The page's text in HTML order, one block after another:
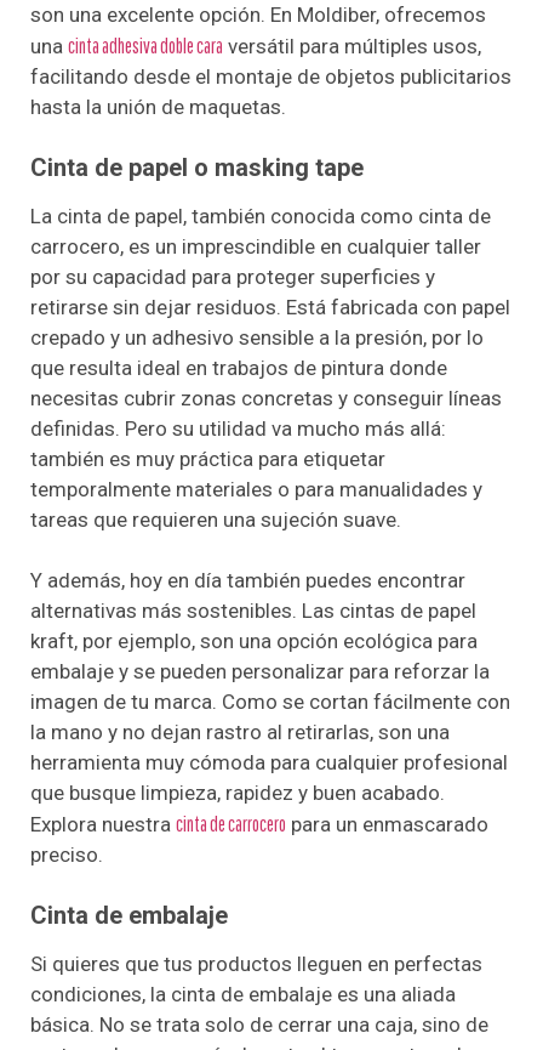
son una excelente opción. En Moldiber, ofrecemos
una cinta adhesiva doble cara versátil para múltiples usos,
facilitando desde el montaje de objetos publicitarios
hasta la unión de maquetas.
Cinta de papel o masking tape
La cinta de papel, también conocida como cinta de
carrocero, es un imprescindible en cualquier taller
por su capacidad para proteger superficies y
retirarse sin dejar residuos. Está fabricada con papel
crepado y un adhesivo sensible a la presión, por lo
que resulta ideal en trabajos de pintura donde
necesitas cubrir zonas concretas y conseguir líneas
definidas. Pero su utilidad va mucho más allá:
también es muy práctica para etiquetar
temporalmente materiales o para manualidades y
tareas que requieren una sujeción suave.
Y además, hoy en día también puedes encontrar
alternativas más sostenibles. Las cintas de papel
kraft, por ejemplo, son una opción ecológica para
embalaje y se pueden personalizar para reforzar la
imagen de tu marca. Como se cortan fácilmente con
la mano y no dejan rastro al retirarlas, son una
herramienta muy cómoda para cualquier profesional
que busque limpieza, rapidez y buen acabado.
Explora nuestra cinta de carrocero para un enmascarado
preciso.
Cinta de embalaje
Si quieres que tus productos lleguen en perfectas
condiciones, la cinta de embalaje es una aliada
básica. No se trata solo de cerrar una caja, sino de